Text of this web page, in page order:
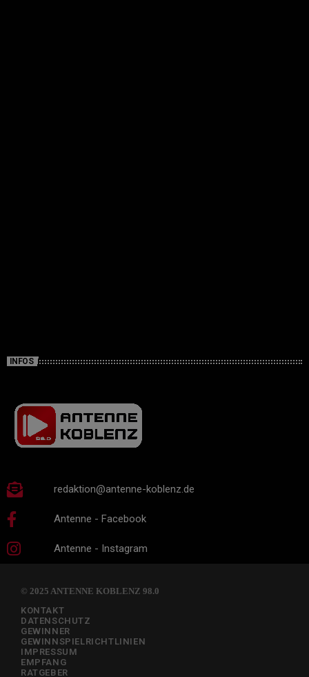
INFOS
redaktion@antenne-koblenz.de
Antenne - Facebook
Antenne - Instagram
© 2025 ANTENNE KOBLENZ 98.0
KONTAKT
DATENSCHUTZ
GEWINNER
GEWINNSPIELRICHTLINIEN
IMPRESSUM
EMPFANG
RATGEBER